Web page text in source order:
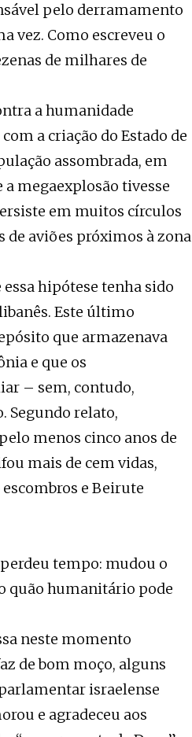
pelo derramamento
vez. Como escreveu o
de milhares de
a humanidade
a criação do Estado de
assombrada, em
megaexplosão tivesse
em muitos círculos
de aviões próximos à zona
hipótese tenha sido
Este último
que armazenava
e que os
– sem, contudo,
Segundo relato,
menos cinco anos de
mais de cem vidas,
e Beirute
tempo: mudou o
quão humanitário pode
neste momento
de bom moço, alguns
israelense
e agradeceu aos